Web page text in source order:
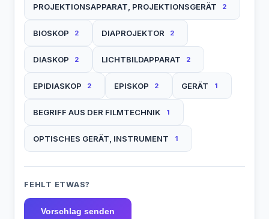
PROJEKTIONSAPPARAT, PROJEKTIONSGERÄT 2
BIOSKOP 2 DIAPROJEKTOR 2
DIASKOP 2 LICHTBILDAPPARAT 2
EPIDIASKOP 2 EPISKOP 2 GERÄT 1
BEGRIFF AUS DER FILMTECHNIK 1
OPTISCHES GERÄT, INSTRUMENT 1
FEHLT ETWAS?
Vorschlag senden